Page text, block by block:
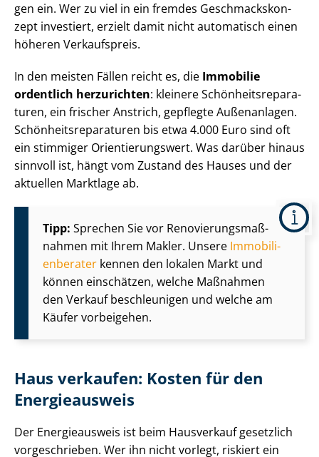
gen ein. Wer zu viel in ein fremdes Ge­schmacks­kon­
zept investiert, erzielt damit nicht automatisch einen
höheren Verkaufspreis.
In den meisten Fällen reicht es, die Immobilie
ordentlich herzurichten: kleinere Schön­heits­re­pa­ra­
tu­ren, ein frischer Anstrich, gepflegte Außenanlagen.
Schön­heits­re­pa­ra­tu­ren bis etwa 4.000 Euro sind oft
ein stimmiger Ori­en­tie­rungs­wert. Was darüber hinaus
sinnvoll ist, hängt vom Zustand des Hauses und der
aktuellen Marktlage ab.
Tipp: Sprechen Sie vor Re­no­vie­rungs­maß­
nah­men mit Ihrem Makler. Unsere Im­mo­bi­li­
en­be­ra­ter kennen den lokalen Markt und
können einschätzen, welche Maßnahmen
den Verkauf beschleunigen und welche am
Käufer vorbeigehen.
Haus verkaufen: Kosten für den
Energieausweis
Der Energieausweis ist beim Hausverkauf gesetzlich
vorgeschrieben. Wer ihn nicht vorlegt, riskiert ein